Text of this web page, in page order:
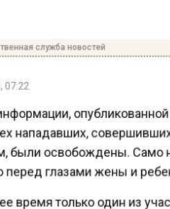
опубликованной
нападавших,
были освобождены. Само
перед глазами жены и
время только один из